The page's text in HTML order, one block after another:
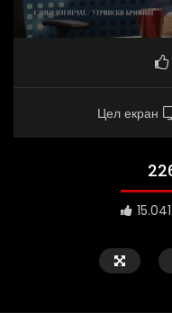
Цел екран
15.041